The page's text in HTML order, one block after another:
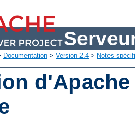
Documentation > Version 2.4 > Notes